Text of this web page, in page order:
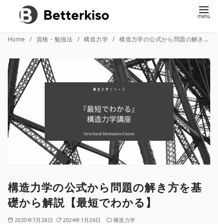
Home 資格・勉強法 構造力学 構造力学の公式から問題の解き方を基礎から解説【最短でわかる】
構造力学の公式から問題の解き方を基
礎から解説【最短でわかる】
2020年7月28日 2024年1月26日 構造力学